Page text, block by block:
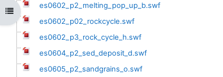
Abrir índice da disciplina
es0602_p2_melting_pop_up_b.swf
es0602_p02_rockcycle.swf
es0602_p3_rock_cycle_h.swf
es0604_p2_sed_deposit_d.swf
es0605_p2_sandgrains_o.swf